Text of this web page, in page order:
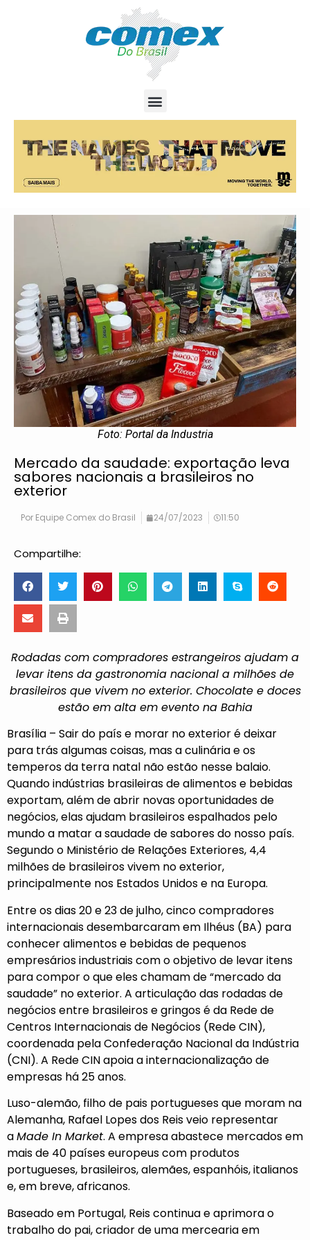
Foto: Portal da Industria
Mercado da saudade: exportação leva
sabores nacionais a brasileiros no
exterior
Por Equipe Comex do Brasil 24/07/2023 11:50
Compartilhe:
Rodadas com compradores estrangeiros ajudam a
levar itens da gastronomia nacional a milhões de
brasileiros que vivem no exterior. Chocolate e doces
estão em alta em evento na Bahia
Brasília – Sair do país e morar no exterior é deixar
para trás algumas coisas, mas a culinária e os
temperos da terra natal não estão nesse balaio.
Quando indústrias brasileiras de alimentos e bebidas
exportam, além de abrir novas oportunidades de
negócios, elas ajudam brasileiros espalhados pelo
mundo a matar a saudade de sabores do nosso país.
Segundo o Ministério de Relações Exteriores, 4,4
milhões de brasileiros vivem no exterior,
principalmente nos Estados Unidos e na Europa.
Entre os dias 20 e 23 de julho, cinco compradores
internacionais desembarcaram em Ilhéus (BA) para
conhecer alimentos e bebidas de pequenos
empresários industriais com o objetivo de levar itens
para compor o que eles chamam de “mercado da
saudade” no exterior. A articulação das rodadas de
negócios entre brasileiros e gringos é da Rede de
Centros Internacionais de Negócios (Rede CIN),
coordenada pelaConfederação Nacional da Indústria
(CNI). A Rede CIN apoia a internacionalização de
empresas há 25 anos.
Luso-alemão, filho de pais portugueses que moram na
Alemanha, Rafael Lopes dos Reis veio representar
aMade In Market. A empresa abastece mercados em
mais de 40 países europeus com produtos
portugueses, brasileiros, alemães, espanhóis, italianos
e, em breve, africanos.
Baseado em Portugal, Reis continua e aprimora o
trabalho do pai, criador de uma mercearia em